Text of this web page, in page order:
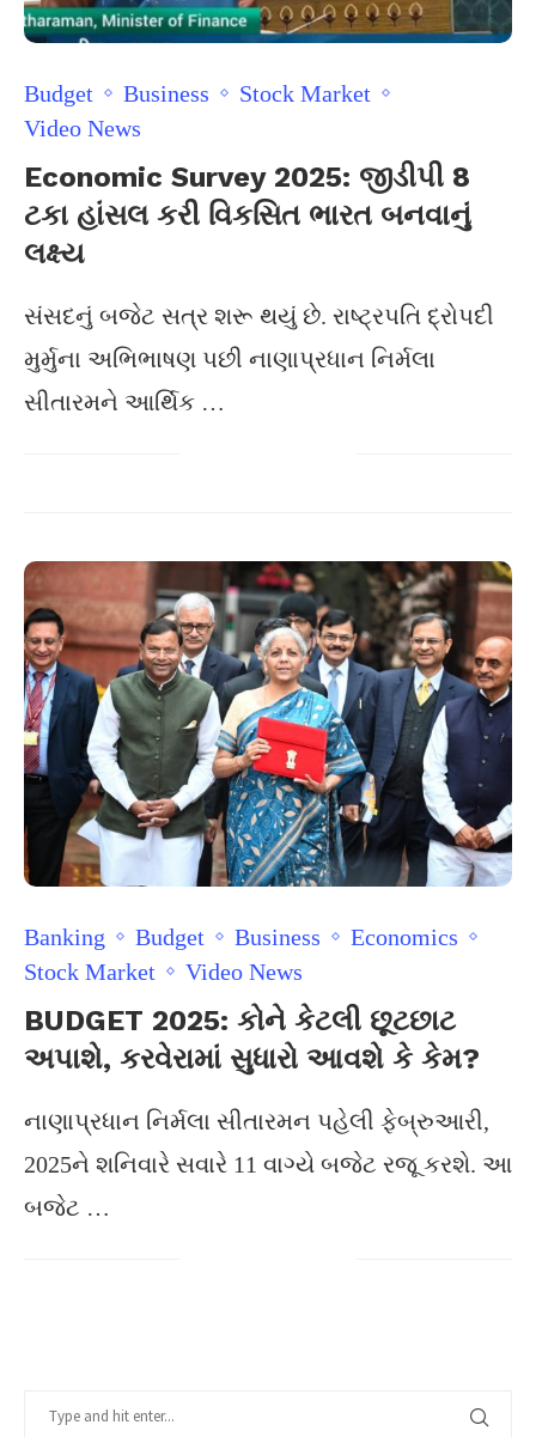
Budget Business
Stock Market
Video News
Economic Survey 2025: જીડીપી 8
ટકા હાંસલ કરી વિકસિત ભારત બનવાનું
લક્ષ્ય
સંસદનું બજેટ સત્ર શરૂ થયું છે. રાષ્ટ્રપતિ દ્રોપદી
મુર્મુના અભિભાષણ પછી નાણાપ્રધાન નિર્મલા
સીતારમને આર્થિક …
Banking Budget Business
Economics
Stock Market
Video News
BUDGET 2025: કોને કેટલી છૂટછાટ
અપાશે, કરવેરામાં સુધારો આવશે કે કેમ?
નાણાપ્રધાન નિર્મલા સીતારમન પહેલી ફેબ્રુઆરી,
2025ને શનિવારે સવારે 11 વાગ્યે બજેટ રજૂ કરશે. આ
બજેટ …